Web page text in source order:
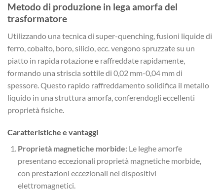
Metodo di produzione in lega amorfa del
trasformatore
Utilizzando una tecnica di super-quenching, fusioni liquide di
ferro, cobalto, boro, silicio, ecc. vengono spruzzate su un
piatto in rapida rotazione e raffreddate rapidamente,
formando una striscia sottile di 0,02 mm-0,04 mm di
spessore. Questo rapido raffreddamento solidifica il metallo
liquido in una struttura amorfa, conferendogli eccellenti
proprietà fisiche.
Caratteristiche e vantaggi
Proprietà magnetiche morbide:Le leghe amorfe
presentano eccezionali proprietà magnetiche morbide,
con prestazioni eccezionali nei dispositivi
elettromagnetici.